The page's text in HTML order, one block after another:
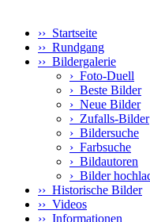
›› Startseite
›› Rundgang
›› Bildergalerie
› Foto-Duell
› Beste Bilder
› Neue Bilder
› Zufalls-Bilder
› Bildersuche
› Farbsuche
› Bildautoren
› Bilder
›› Historische Bilder
›› Videos
›› Informationen